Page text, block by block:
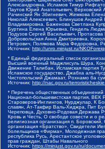
Александровна, Исламов Тимур
Паутов Юрий Анатольевич, Верховский
Рачинский Ян Збигневич, Жемкова
Николай Алексеевич, Блинушов
Владимировна, Баженова Светлана
Буртина Елена Юрьевна, Гендель
Подузов Сергей Васильевич,
Добровольская Анна Дмитриевна,
Петрович, Полякова Мара Федоровна,
Источник: http://unro.minjust.ru/
* Единый федеральный список
Высший военный Маджлисуль Шура,
Движение Талибан, Исламская партия
Исламское государство, Джабха аль-
Чистопольский Джамаат, Рохнамо ба
Источник: http://nac.gov.ru/
* Перечень общественных объединений
Национал-большевистская партия,
Староверов-Инглингов, Нурджулар, К
славян, Ат-Такфир Валь-Хиджра, Пит
Череповца, Духовно-Родовая Держава
Кровь и Честь, О свободе совести и о
религиозная организация п.
организация «Братство», Свидетели
болельщиков «Фирма», Молодежная
республика Русь, Арестантское
прав граждан, Штабы Навального
Источник: https://minjust.gov.ru/ru/